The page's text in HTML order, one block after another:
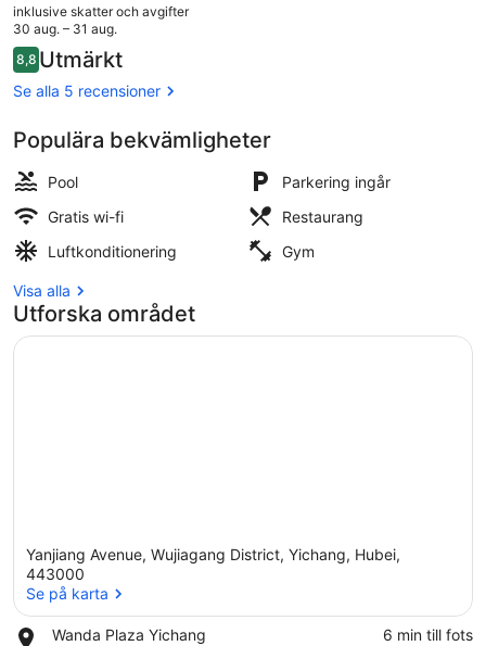
nuvarande
priset
är
1 039 kr
inklusive skatter och avgifter
30 aug. – 31 aug.
Recensioner
8,88,8 av 10,
Utmärkt
Se alla 5 recensioner
Populära bekvämligheter
Pool
Parkering ingår
Gratis wi-fi
Restaurang
Luftkonditionering
Gym
Visa alla
Utforska området
Yanjiang Avenue, Wujiagang District, Yichang, Hubei,
443000
Se på karta
Wanda Plaza Yichang
Place,
‪6 min till fots‬